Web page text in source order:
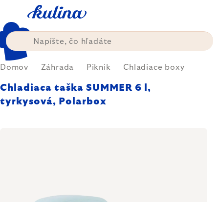
obsah
Domov Záhrada Piknik Chladiace boxy
Chladiaca taška SUMMER 6 l,
tyrkysová, Polarbox